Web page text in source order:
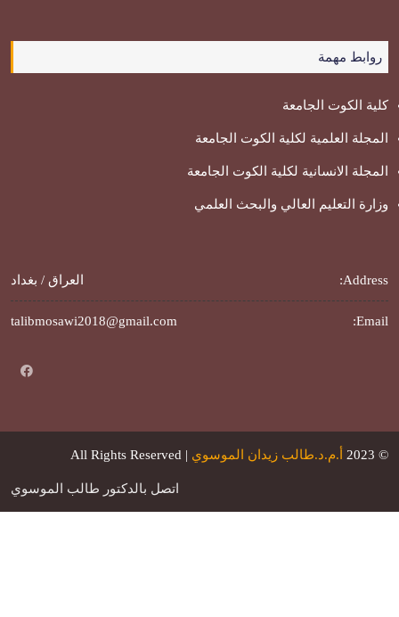
روابط مهمة
كلية الكوت الجامعة
المجلة العلمية لكلية الكوت الجامعة
المجلة الانسانية لكلية الكوت الجامعة
وزارة التعليم العالي والبحث العلمي
Address: العراق / بغداد
Email:
talibmosawi2018@gmail.com
© 2023 أ.م.د.طالب زيدان الموسوي | All Rights Reserved
اتصل بالدكتور طالب الموسوي